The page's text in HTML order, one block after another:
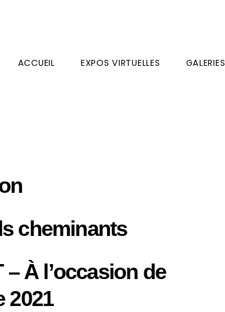
ACCUEIL EXPOS VIRTUELLES GALERIES
cheminants
– À l’occasion de
2021